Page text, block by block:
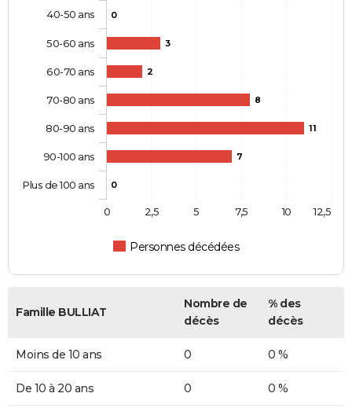
0
3
2
8
11
7
0
Personnes décédées
40-50 ans
50-60 ans
60-70 ans
70-80 ans
80-90 ans
90-100 ans
Plus de 100 ans
0 10
2,5 5 7,5 12,5
Famille BULLIAT
Nombre de
décès
% des
décès
Moins de 10 ans 0 0 %
De 10 à 20 ans 0 0 %